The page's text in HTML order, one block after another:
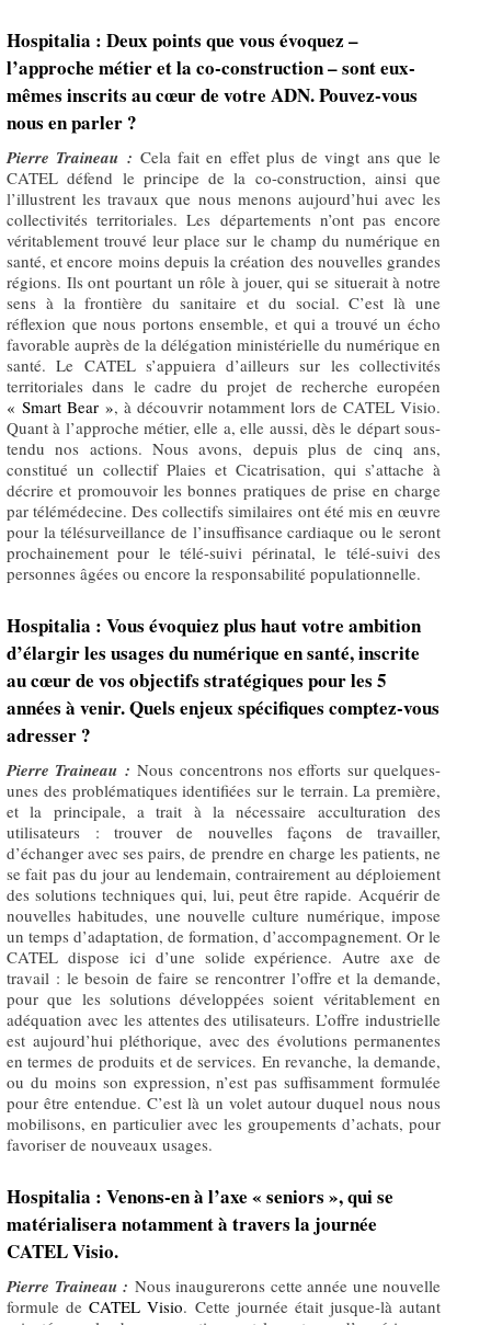
Hospitalia : Deux points que vous évoquez –
l’approche métier et la co-construction – sont eux-
mêmes inscrits au cœur de votre ADN. Pouvez-vous
nous en parler ?
Pierre Traineau : Cela fait en effet plus de vingt ans que le
CATEL défend le principe de la co-construction, ainsi que
l’illustrent les travaux que nous menons aujourd’hui avec les
collectivités territoriales. Les départements n’ont pas encore
véritablement trouvé leur place sur le champ du numérique en
santé, et encore moins depuis la création des nouvelles grandes
régions. Ils ont pourtant un rôle à jouer, qui se situerait à notre
sens à la frontière du sanitaire et du social. C’est là une
réflexion que nous portons ensemble, et qui a trouvé un écho
favorable auprès de la délégation ministérielle du numérique en
santé. Le CATEL s’appuiera d’ailleurs sur les collectivités
territoriales dans le cadre du projet de recherche européen
« Smart Bear », à découvrir notamment lors de CATEL Visio.
Quant à l’approche métier, elle a, elle aussi, dès le départ sous-
tendu nos actions. Nous avons, depuis plus de cinq ans,
constitué un collectif Plaies et Cicatrisation, qui s’attache à
décrire et promouvoir les bonnes pratiques de prise en charge
par télémédecine. Des collectifs similaires ont été mis en œuvre
pour la télésurveillance de l’insuffisance cardiaque ou le seront
prochainement pour le télé-suivi périnatal, le télé-suivi des
personnes âgées ou encore la responsabilité populationnelle.
Hospitalia : Vous évoquiez plus haut votre ambition
d’élargir les usages du numérique en santé, inscrite
au cœur de vos objectifs stratégiques pour les 5
années à venir. Quels enjeux spécifiques comptez-vous
adresser ?
Pierre Traineau :Nous concentrons nos efforts sur quelques-
unes des problématiques identifiées sur le terrain. La première,
et la principale, a trait à la nécessaire acculturation des
utilisateurs : trouver de nouvelles façons de travailler,
d’échanger avec ses pairs, de prendre en charge les patients, ne
se fait pas du jour au lendemain, contrairement au déploiement
des solutions techniques qui, lui, peut être rapide. Acquérir de
nouvelles habitudes, une nouvelle culture numérique, impose
un temps d’adaptation, de formation, d’accompagnement. Or le
CATEL dispose ici d’une solide expérience. Autre axe de
travail : le besoin de faire se rencontrer l’offre et la demande,
pour que les solutions développées soient véritablement en
adéquation avec les attentes des utilisateurs. L’offre industrielle
est aujourd’hui pléthorique, avec des évolutions permanentes
en termes de produits et de services. En revanche, la demande,
ou du moins son expression, n’est pas suffisamment formulée
pour être entendue. C’est là un volet autour duquel nous nous
mobilisons, en particulier avec les groupements d’achats, pour
favoriser de nouveaux usages.
Hospitalia : Venons-en à l’axe « seniors », qui se
matérialisera notamment à travers la journée
CATEL Visio.
Pierre Traineau : ​Nous inaugurerons cette année une nouvelle
formule deCATEL Visio. Cette journée était jusque-là autant